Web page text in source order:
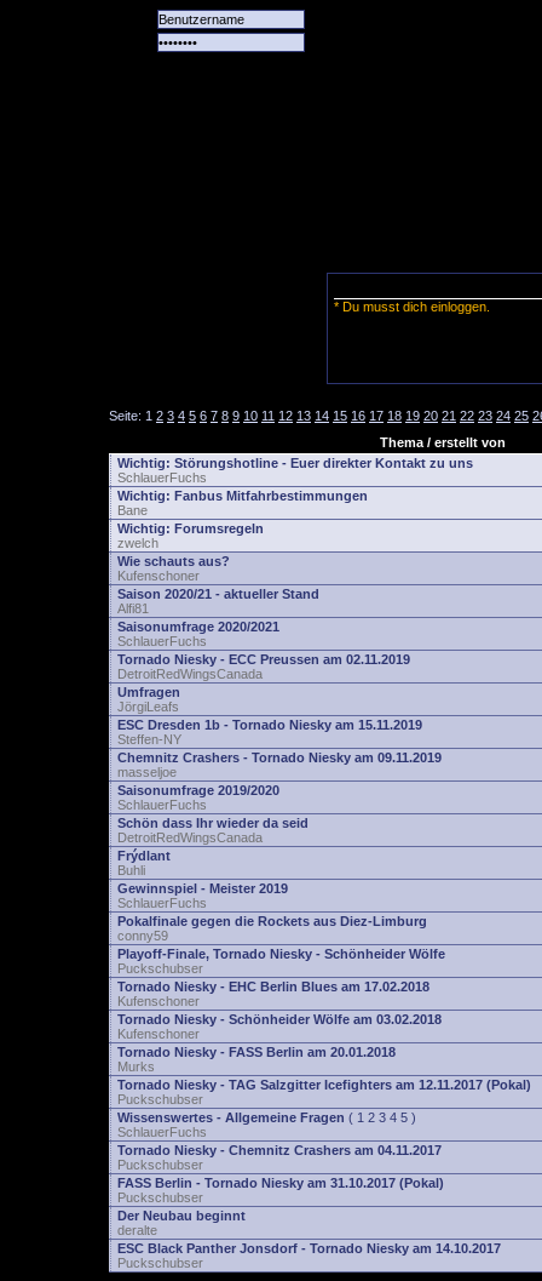
* Du musst dich einloggen.
Seite: 1 2 3 4 5 6 7 8 9 10 11 12 13 14 15 16 17 18 19 20 21 22 23 24 25
Thema / erstellt von
Wichtig: Störungshotline - Euer direkter Kontakt zu uns
SchlauerFuchs
Wichtig: Fanbus Mitfahrbestimmungen
Bane
Wichtig: Forumsregeln
zwelch
Wie schauts aus?
Kufenschoner
Saison 2020/21 - aktueller Stand
Alfi81
Saisonumfrage 2020/2021
SchlauerFuchs
Tornado Niesky - ECC Preussen am 02.11.2019
DetroitRedWingsCanada
Umfragen
JörgiLeafs
ESC Dresden 1b - Tornado Niesky am 15.11.2019
Steffen-NY
Chemnitz Crashers - Tornado Niesky am 09.11.2019
masseljoe
Saisonumfrage 2019/2020
SchlauerFuchs
Schön dass Ihr wieder da seid
DetroitRedWingsCanada
Frýdlant
Buhli
Gewinnspiel - Meister 2019
SchlauerFuchs
Pokalfinale gegen die Rockets aus Diez-Limburg
conny59
Playoff-Finale, Tornado Niesky - Schönheider Wölfe
Puckschubser
Tornado Niesky - EHC Berlin Blues am 17.02.2018
Kufenschoner
Tornado Niesky - Schönheider Wölfe am 03.02.2018
Kufenschoner
Tornado Niesky - FASS Berlin am 20.01.2018
Murks
Tornado Niesky - TAG Salzgitter Icefighters am 12.11.2017 (Pokal)
Puckschubser
Wissenswertes - Allgemeine Fragen ( 1 2 3 4 5 )
SchlauerFuchs
Tornado Niesky - Chemnitz Crashers am 04.11.2017
Puckschubser
FASS Berlin - Tornado Niesky am 31.10.2017 (Pokal)
Puckschubser
Der Neubau beginnt
deralte
ESC Black Panther Jonsdorf - Tornado Niesky am 14.10.2017
Puckschubser